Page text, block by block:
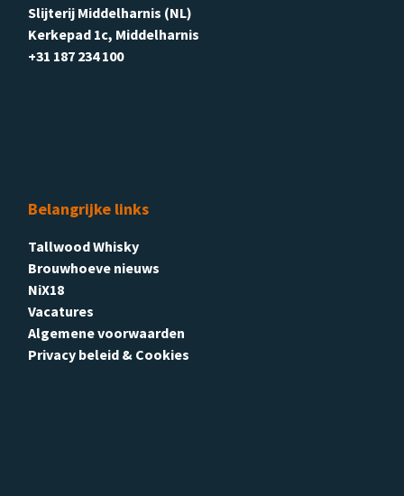
Slijterij Middelharnis (NL)
Kerkepad 1c, Middelharnis
+31 187 234 100
Belangrijke links
Tallwood Whisky
Brouwhoeve nieuws
NiX18
Vacatures
Algemene voorwaarden
Privacy beleid & Cookies